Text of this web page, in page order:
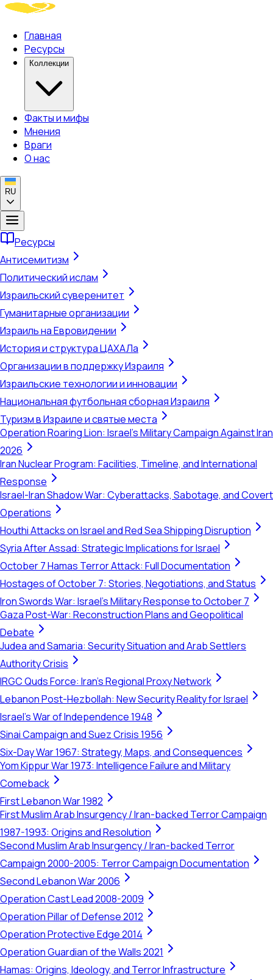
Главная
Ресурсы
Коллекции
Факты и мифы
Мнения
Враги
О нас
RU
Ресурсы
Антисемитизм
Политический ислам
Израильский суверенитет
Гуманитарные организации
Израиль на Евровидении
История и структура ЦАХАЛа
Организации в поддержку Израиля
Израильские технологии и инновации
Национальная футбольная сборная Израиля
Туризм в Израиле и святые места
Operation Roaring Lion: Israel's Military Campaign Against Iran
2026
Iran Nuclear Program: Facilities, Timeline, and International
Response
Israel-Iran Shadow War: Cyberattacks, Sabotage, and Covert
Operations
Houthi Attacks on Israel and Red Sea Shipping Disruption
Syria After Assad: Strategic Implications for Israel
October 7 Hamas Terror Attack: Full Documentation
Hostages of October 7: Stories, Negotiations, and Status
Iron Swords War: Israel's Military Response to October 7
Gaza Post-War: Reconstruction Plans and Geopolitical
Debate
Judea and Samaria: Security Situation and Arab Settlers
Authority Crisis
IRGC Quds Force: Iran's Regional Proxy Network
Lebanon Post-Hezbollah: New Security Reality for Israel
Israel's War of Independence 1948
Sinai Campaign and Suez Crisis 1956
Six-Day War 1967: Strategy, Maps, and Consequences
Yom Kippur War 1973: Intelligence Failure and Military
Comeback
First Lebanon War 1982
First Muslim Arab Insurgency / Iran-backed Terror Campaign
1987-1993: Origins and Resolution
Second Muslim Arab Insurgency / Iran-backed Terror
Campaign 2000-2005: Terror Campaign Documentation
Second Lebanon War 2006
Operation Cast Lead 2008-2009
Operation Pillar of Defense 2012
Operation Protective Edge 2014
Operation Guardian of the Walls 2021
Hamas: Origins, Ideology, and Terror Infrastructure